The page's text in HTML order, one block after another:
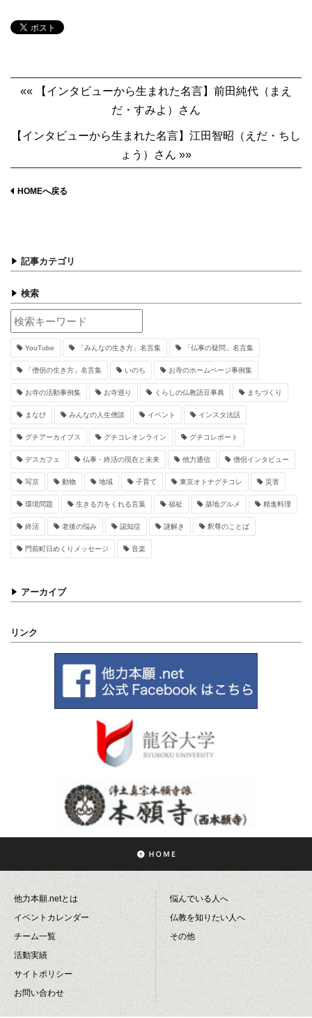
«« 【インタビューから生まれた名言】前田純代（まえ
だ・すみよ）さん
【インタビューから生まれた名言】江田智昭（えだ・ちし
ょう）さん »»
HOMEへ戻る
記事カテゴリ
検索
YouTube 「みんなの生き方」名言集 「仏事の疑問」名言集
「僧侶の生き方」名言集 いのち お寺のホームページ事例集
お寺の活動事例集 お寺巡り くらしの仏教語豆事典 まちづくり
まなび みんなの人生僧談 イベント インスタ法話
グチアーカイブス グチコレオンライン グチコレポート
デスカフェ 仏事・終活の現在と未来 他力通信 僧侶インタビュー
写京 動物 地域 子育て 東京オトナグチコレ 災害
環境問題 生きる力をくれる言葉 福祉 築地グルメ 精進料理
終活 老後の悩み 認知症 謎解き 釈尊のことば
門前町日めくりメッセージ 音楽
アーカイブ
リンク
他力本願.netとは
イベントカレンダー
チーム一覧
活動実績
サイトポリシー
お問い合わせ
悩んでいる人へ
仏教を知りたい人へ
その他